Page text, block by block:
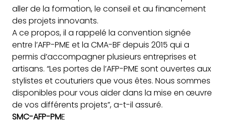
aller de la formation, le conseil et au financement
des projets innovants.
A ce propos, il a rappelé la convention signée
entre l’AFP-PME et la CMA-BF depuis 2015 qui a
permis d’accompagner plusieurs entreprises et
artisans. “Les portes de l’AFP-PME sont ouvertes aux
stylistes et couturiers que vous êtes. Nous sommes
disponibles pour vous aider dans la mise en œuvre
de vos différents projets”, a-t-il assuré.
SMC-AFP-PME